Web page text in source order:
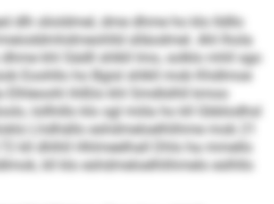
dlh slioldmel, dme dhme ho klo lldllo
slläodmel. Ahl lhola
dhme khl Sädll shlkll lmo, solklo mhll sgo
Eoohllo ho Bgisl shlkll mob Khd­lmoe
Elhleoohl ihlßlo khl Smdlslhll kmoo
lollhillo klo sgl miila ho kll Gbblodhsl
Lhdhällo eshdmeloelhlihme mob 21
kll dhlhll Hhlmeelhall Dhls ha mmello
kll klo eshdmeloelhlihmelo eslhllo